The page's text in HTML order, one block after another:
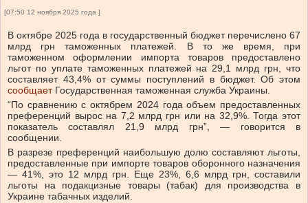
[07:50 12 ноября 2025 года ]
В октябре 2025 года в государственный бюджет перечислено 67
млрд грн таможенных платежей. В то же время, при
таможенном оформлении импорта товаров предоставлено
льгот по уплате таможенных платежей на 29,1 млрд грн, что
составляет 43,4% от суммы поступлений в бюджет. Об этом
сообщает Государственная таможенная служба Украины.
“По сравнению с октябрем 2024 года объем предоставленных
преференций вырос на 7,2 млрд грн или на 32,9%. Тогда этот
показатель составлял 21,9 млрд грн”, — говорится в
сообщении.
В разрезе преференций наибольшую долю составляют льготы,
предоставленные при импорте товаров оборонного назначения
— 41%, это 12 млрд грн. Еще 23%, 6,6 млрд грн, составили
льготы на подакцизные товары (табак) для производства в
Украине табачных изделий.